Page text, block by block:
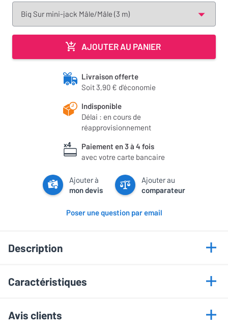
AJOUTER AU PANIER
Livraison offerte
Soit 3,90 € d'économie
Indisponible
Délai : en cours de
réapprovisionnement
Paiement en 3 à 4 fois
avec votre carte bancaire
Ajouter à
mon devis
Ajouter au
comparateur
Poser une question par email
Description
Points forts
Cuivre à haute pureté
Caractéristiques
Informations générales
Avis clients